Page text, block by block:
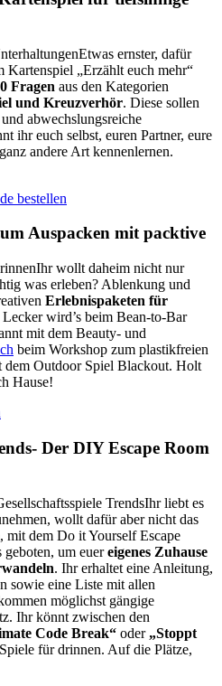
Etwas ernster, dafür
Kartenspiel „Erzählt euch mehr“
Fragen aus den Kategorien
und Kreuzverhör. Diese sollen
abwechslungsreiche
ihr euch selbst, euren Partner, eure
andere Art kennenlernen.
bestellen
Auspacken mit packtive
Ihr wollt daheim nicht nur
was erleben? Ablenkung und
Erlebnispaketen für
wird’s beim Bean-to-Bar
mit dem Beauty- und
beim Workshop zum plastikfreien
dem Outdoor Spiel Blackout. Holt
Hause!
Der DIY Escape Room
Ihr liebt es
wollt dafür aber nicht das
mit dem Do it Yourself Escape
um euereigenes Zuhause
. Ihr erhaltet eine Anleitung,
sowie eine Liste mit allen
möglichst gängige
Ihr könnt zwischen den
Code Break“ oder „Stoppt
für drinnen. Auf die Plätze,